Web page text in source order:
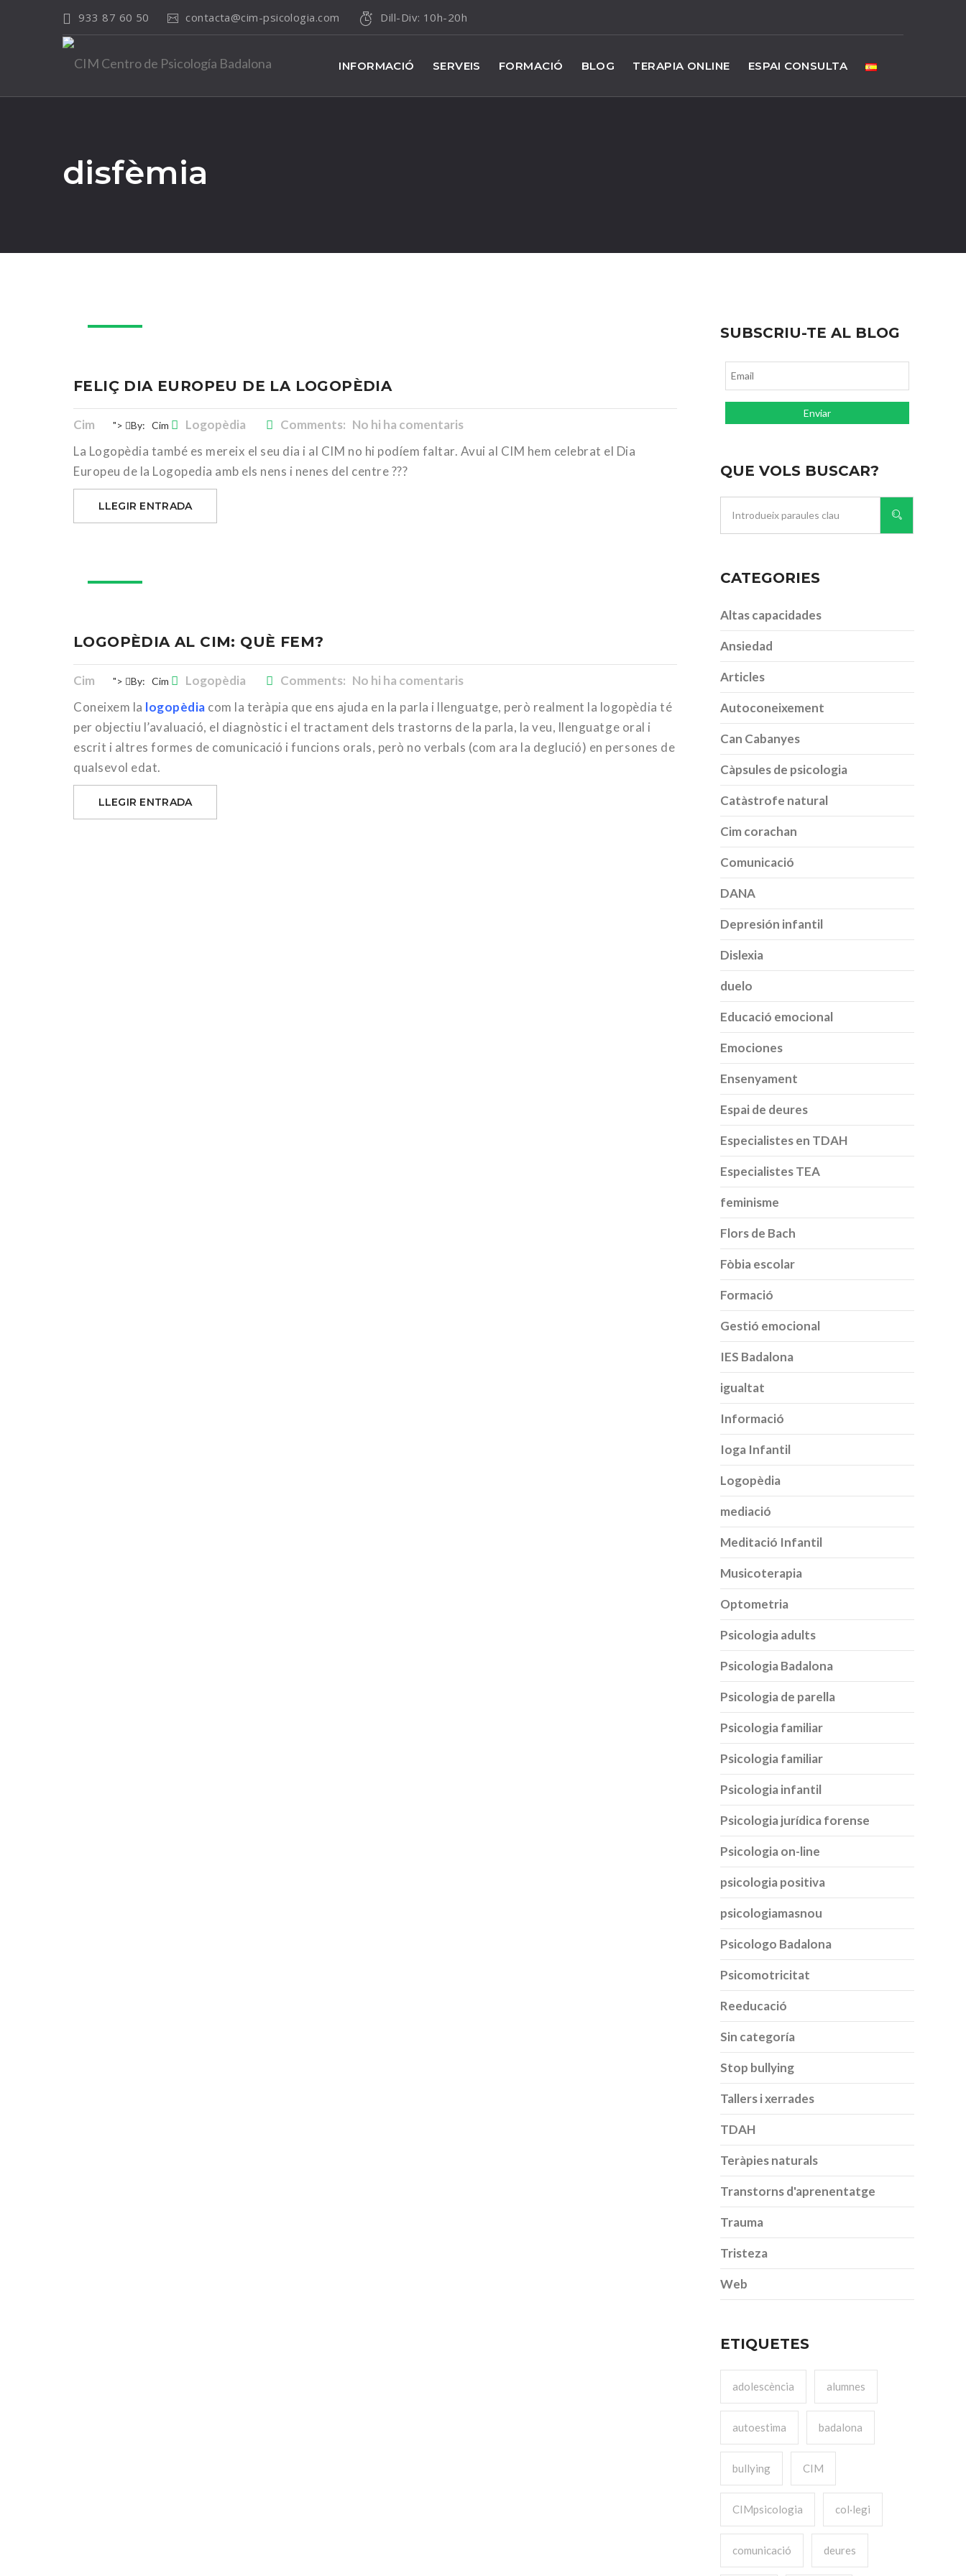
933 87 60 50 contacta@cim-psicologia.com Dill-Div: 10h-20h
INFORMACIÓ SERVEIS FORMACIÓ BLOG TERAPIA ONLINE ESPAI CONSULTA
disfèmia
FELIÇ DIA EUROPEU DE LA LOGOPÈDIA
Cim "> By: Cim Logopèdia
Comments: No hi ha comentaris
La Logopèdia també es mereix el seu dia i al CIM no hi podíem faltar. Avui al CIM hem celebrat el Dia
Europeu de la Logopedia amb els nens i nenes del centre ???
LLEGIR ENTRADA
LOGOPÈDIA AL CIM: QUÈ FEM?
Cim "> By: Cim Logopèdia
Comments: No hi ha comentaris
Coneixem la logopèdia com la teràpia que ens ajuda en la parla i llenguatge, però realment la logopèdia té
per objectiu l’avaluació, el diagnòstic i el tractament dels trastorns de la parla, la veu, llenguatge oral i
escrit i altres formes de comunicació i funcions orals, però no verbals (com ara la deglució) en persones de
qualsevol edat.
LLEGIR ENTRADA
SUBSCRIU-TE AL BLOG
QUE VOLS BUSCAR?
CATEGORIES
Altas capacidades
Ansiedad
Articles
Autoconeixement
Can Cabanyes
Càpsules de psicologia
Catàstrofe natural
Cim corachan
Comunicació
DANA
Depresión infantil
Dislexia
duelo
Educació emocional
Emociones
Ensenyament
Espai de deures
Especialistes en TDAH
Especialistes TEA
feminisme
Flors de Bach
Fòbia escolar
Formació
Gestió emocional
IES Badalona
igualtat
Informació
Ioga Infantil
Logopèdia
mediació
Meditació Infantil
Musicoterapia
Optometria
Psicologia adults
Psicologia Badalona
Psicologia de parella
Psicologia familiar
Psicologia familiar
Psicologia infantil
Psicologia jurídica forense
Psicologia on-line
psicologia positiva
psicologiamasnou
Psicologo Badalona
Psicomotricitat
Reeducació
Sin categoría
Stop bullying
Tallers i xerrades
TDAH
Teràpies naturals
Transtorns d'aprenentatge
Trauma
Tristeza
Web
ETIQUETES
adolescència alumnes
autoestima badalona
bullying CIM
CIMpsicologia col·legi
comunicació deures